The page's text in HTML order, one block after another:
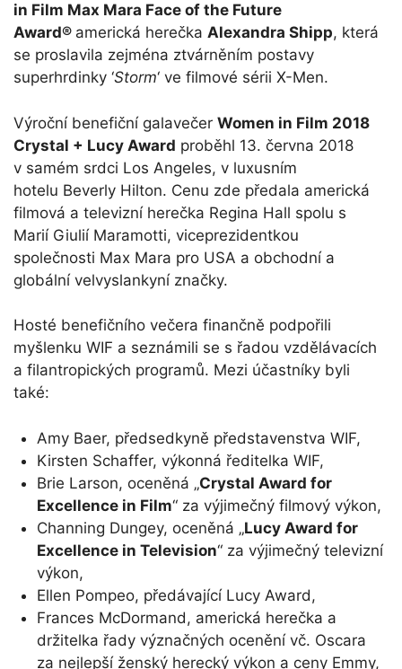
in Film Max Mara Face of the Future
Award® americká herečka Alexandra Shipp, která
se proslavila zejména ztvárněním postavy
superhrdinky ‘Storm‘ ve filmové sérii X-Men.
Výroční benefiční galavečer Women in Film 2018
Crystal + Lucy Award proběhl 13. června 2018
v samém srdci Los Angeles, v luxusním
hotelu Beverly Hilton. Cenu zde předala americká
filmová a televizní herečka Regina Hall spolu s
Marií Giulií Maramotti, viceprezidentkou
společnosti Max Mara pro USA a obchodní a
globální velvyslankyní značky.
Hosté benefičního večera finančně podpořili
myšlenku WIF a seznámili se s řadou vzdělávacích
a filantropických programů. Mezi účastníky byli
také:
Amy Baer, předsedkyně představenstva WIF,
Kirsten Schaffer, výkonná ředitelka WIF,
Brie Larson, oceněná „Crystal Award for
Excellence in Film“ za výjimečný filmový výkon,
Channing Dungey, oceněná „Lucy Award for
Excellence in Television“ za výjimečný televizní
výkon,
Ellen Pompeo, předávající Lucy Award,
Frances McDormand, americká herečka a
držitelka řady význačných ocenění vč. Oscara
za nejlepší ženský herecký výkon a ceny Emmy,